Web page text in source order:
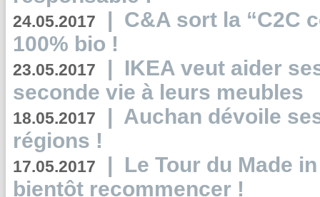
24.05.2017 | C&A sort la “C2C
100% bio !
23.05.2017 | IKEA veut aider
seconde vie à leurs meubles
18.05.2017 | Auchan dévoile
régions !
17.05.2017 | Le Tour du Made
bientôt recommencer !